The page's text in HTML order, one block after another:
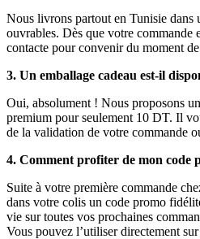
Nous livrons partout en Tunisie dans
ouvrables. Dès que votre commande
contacte pour convenir du moment
3. Un emballage cadeau est-il
Oui, absolument ! Nous proposons
premium pour seulement 10 DT. Il
de la validation de votre commande
4. Comment profiter de mon code
Suite à votre première commande
dans votre colis un code promo
vie sur toutes vos prochaines
Vous pouvez l’utiliser directement